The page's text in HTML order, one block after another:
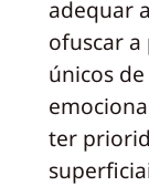
adequar
ofuscar
únicos
ter